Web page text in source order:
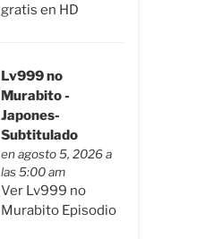
gratis en HD
Lv999 no
Murabito -
Japones-
Subtitulado
en agosto 5, 2026 a
las 5:00 am
Ver Lv999 no
Murabito Episodio